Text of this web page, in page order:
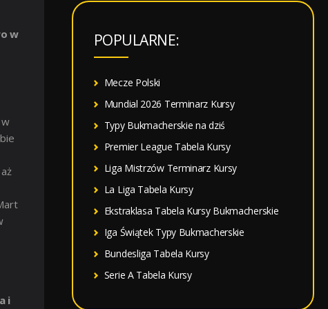
w
i
k
POPULARNE:
Mecze Polski
Mundial 2026 Terminarz Kursy
Typy Bukmacherskie na dziś
Premier League Tabela Kursy
Liga Mistrzów Terminarz Kursy
La Liga Tabela Kursy
Ekstraklasa Tabela Kursy Bukmacherskie
Iga Świątek Typy Bukmacherskie
Bundesliga Tabela Kursy
Serie A Tabela Kursy